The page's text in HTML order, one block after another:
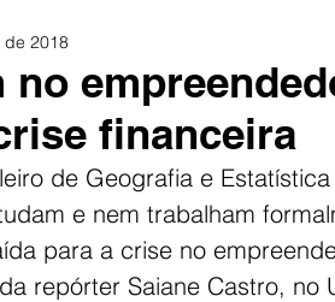
financeira
de 2018
de Geografia e
e nem trabalham
para a crise no
repórter Saiane Castro, no